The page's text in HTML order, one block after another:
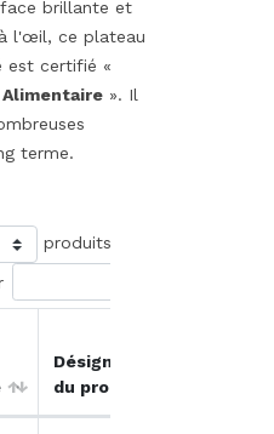
brillante et
l'œil, ce plateau
est certifié «
». Il
terme.
produits
Désignation
du produit